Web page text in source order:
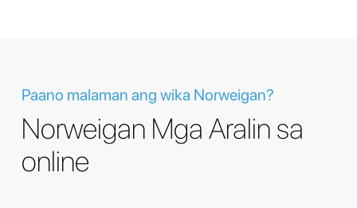
Paano malaman ang wika Norweigan?
Norweigan Mga Aralin sa
online